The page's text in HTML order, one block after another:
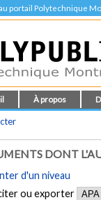
portail Polytechnique
À propos
DONT
d'un niveau
ou exporter